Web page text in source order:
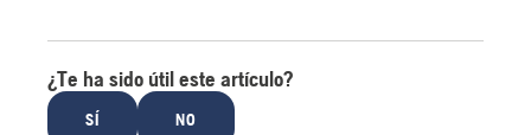
¿Te ha sido útil este artículo?
SÍ NO